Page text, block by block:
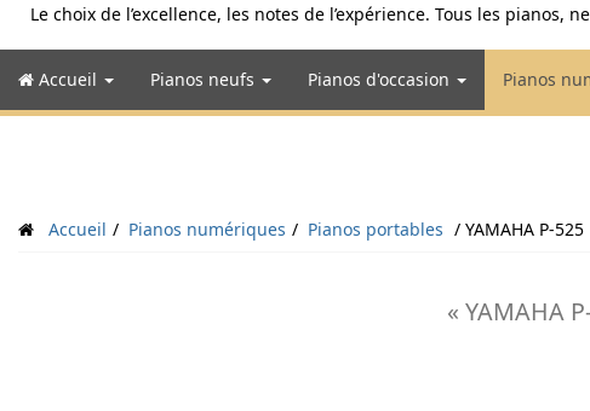
Le choix de l’excellence, les notes de l’expérience. Tous les
Accueil Pianos neufs Pianos d'occasion Pianos
Accueil Pianos numériques Pianos portables YAMAHA P-525
« YAMAHA